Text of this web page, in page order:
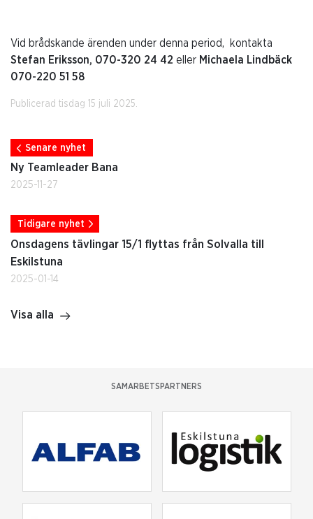
Vid brådskande ärenden under denna period, kontakta
Stefan Eriksson, 070-320 24 42 eller Michaela Lindbäck
070-220 51 58
Publicerad tisdag 15 juli 2025.
Senare nyhet
Ny Teamleader Bana
2025-11-27
Tidigare nyhet
Onsdagens tävlingar 15/1 flyttas från Solvalla till
Eskilstuna
2025-01-14
Visa alla
SAMARBETSPARTNERS